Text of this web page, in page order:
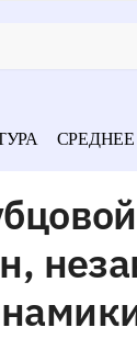
СРЕДНЕЕ